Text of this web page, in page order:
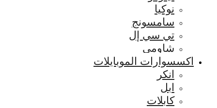
نوكيا
سامسونج
تي سي إل
شاومي
اكسسوارات الموبايلات
انكر
ابل
كابلات